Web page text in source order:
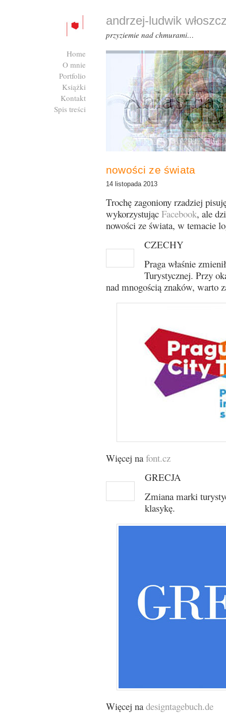
nowości ze świata
14 listopada 2013
Trochę zagoniony rzadziej
wykorzystując Facebook, ale
nowości ze świata, w temacie
CZECHY
Praga właśnie
Turystycznej. Przy
nad mnogością znaków, warto
Więcej nafont.cz
GRECJA
Zmiana marki
klasykę.
Więcej nadesigntagebuch.de
andrzej-ludwik
przyziemie nad chmurami…
Home
O mnie
Portfolio
Książki
Kontakt
Spis treści